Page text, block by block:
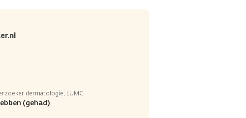
dermatologie, LUMC
(gehad)